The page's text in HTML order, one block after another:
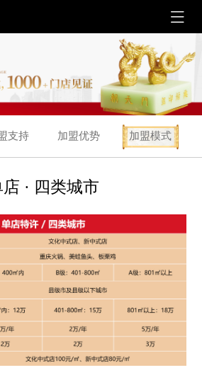
支持 加盟优势 加盟模式
· 四类城市